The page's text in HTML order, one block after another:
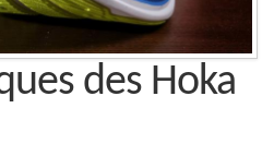
des Hoka